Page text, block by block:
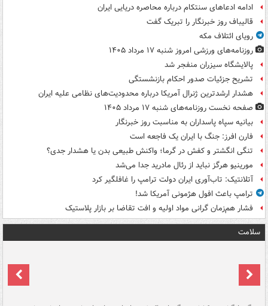
ادامه ادعاهای سنتکام درباره محاصره دریایی ایران
قالیباف روز خبرنگار را تبریک گفت
رویای ائتلاف مکه
روزنامه‌های ورزشی امروز ‌شنبه ۱۷ مرداد ۱۴۰۵
پالایشگاه سیزران منفجر شد
تشریح جزئیات صدور احکام بازنشستگی
هشدار ارشدترین ژنرال آمریکا درباره محدودیت‌های نظامی علیه ایران
صفحه نخست روزنامه‌های شنبه ۱۷ مرداد ۱۴۰۵
بیانیه سپاه پاسداران به مناسبت روز خبرنگار
فارن افرز: جنگ با ایران یک فاجعه است
تنگی انگشتر و کفش در گرما؛ واکنش طبیعی بدن یا هشدار جدی؟
مورینیو هرگز نباید از رئال مادرید جدا می‌شد
آتلانتیک: تاب‌آوری ایران دولت ترامپ را غافلگیر کرد
ترامپ باعث افول هژمونی آمریکا شد!
فشار هم‌زمان گرانی مواد اولیه و افت تقاضا بر بازار پلاستیک
سلامت